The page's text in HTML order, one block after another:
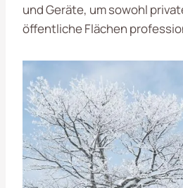
und Geräte, um sowohl
öffentliche Flächen